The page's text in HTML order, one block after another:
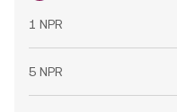
1 NPR
5 NPR